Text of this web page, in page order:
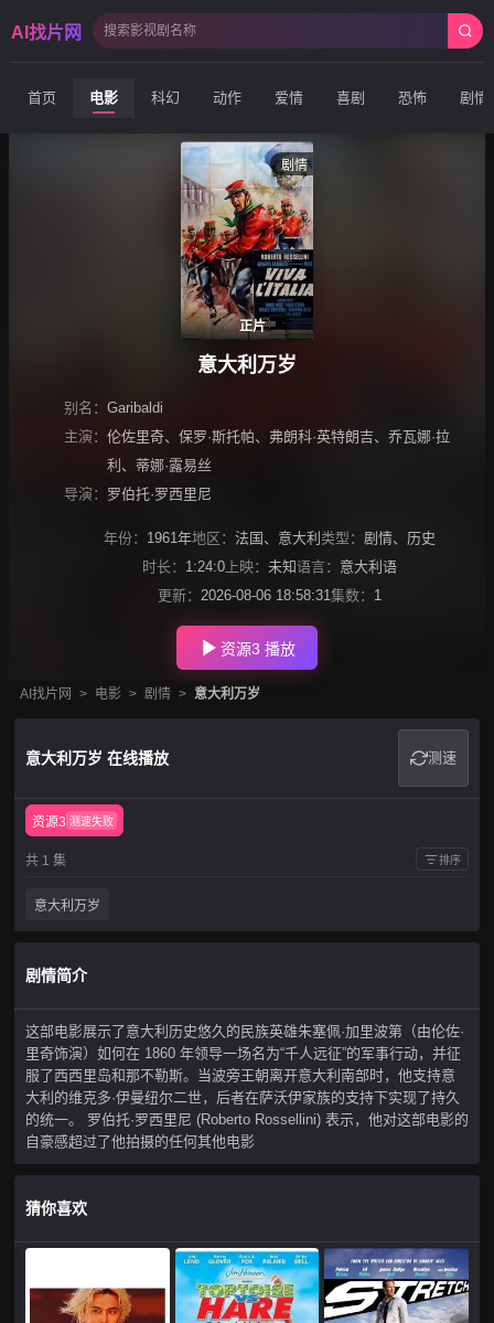
AI找片网
首页 电影 科幻 动作 爱情 喜剧 恐怖 剧情
剧情
正片
意大利万岁
别名： Garibaldi
主演： 伦佐里奇、 保罗·斯托帕、 弗朗科·英特朗吉、 乔瓦娜·拉
利 、 蒂娜·露易丝
导演： 罗伯托·罗西里尼
年份： 1961年地区： 法国 、 意大利 类型： 剧情、 历史
时长： 1:24:0上映： 未知语言： 意大利语
更新： 2026-08-06 18:58:31集数： 1
资源3 播放
AI找片网 > 电影 > 剧情 > 意大利万岁
意大利万岁 在线播放 测速
资源3 测速失败
共 1 集 排序
意大利万岁
剧情简介
这部电影展示了意大利历史悠久的民族英雄朱塞佩·加里波第（由伦佐·
里奇饰演）如何在 1860 年领导一场名为“千人远征”的军事行动，并征
服了西西里岛和那不勒斯。当波旁王朝离开意大利南部时，他支持意
大利的维克多·伊曼纽尔二世，后者在萨沃伊家族的支持下实现了持久
的统一。 罗伯托·罗西里尼 (Roberto Rossellini) 表示，他对这部电影的
自豪感超过了他拍摄的任何其他电影
猜你喜欢